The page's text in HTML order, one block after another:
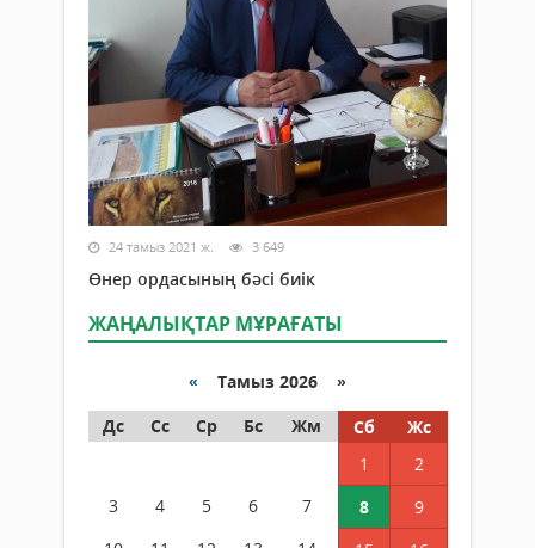
24 тамыз 2021 ж. 3 649
Өнер ордасының бәсі биік
ЖАҢАЛЫҚТАР МҰРАҒАТЫ
« Тамыз 2026 »
Дс
Сс Ср Бс Жм Сб
Жс
1
2
3
4 5 6 7 8
9